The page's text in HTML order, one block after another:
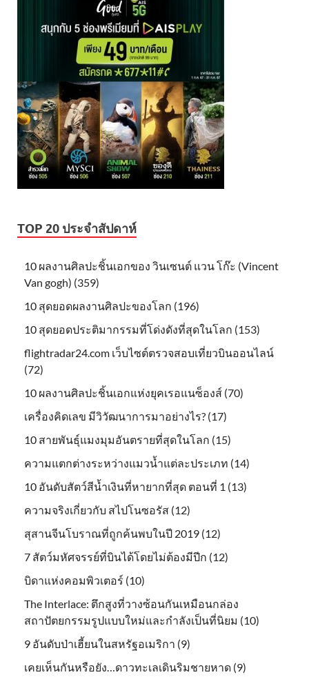
TOP 20 ประจำสัปดาห์
10 ผลงานศิลปะชิ้นเอกของ วินเซนต์ แวน โก๊ะ (Vincent
Van gogh) (359)
10 สุดยอดผลงานศิลปะของโลก (196)
10 สุดยอดประติมากรรมที่โด่งดังที่สุดในโลก (153)
flightradar24.com เว็บไซต์ตรวจสอบเที่ยวบินออนไลน์
(72)
10 ผลงานศิลปะชิ้นเอกแห่งยุคเรอแนซ็องส์ (70)
เครื่องคิดเลข มีวิวัฒนาการมาอย่างไร? (17)
10 สายพันธุ์แมงมุมอันตรายที่สุดในโลก (15)
ความแตกต่างระหว่างแมวน้ำแต่ละประเภท (14)
10 อันดับสัตว์สีน้ำเงินที่หายากที่สุด ตอนที่ 1 (13)
ความจริงเกี่ยวกับ สไปโนซอรัส (12)
สุสานจีนโบราณที่ถูกค้นพบในปี 2019 (12)
7 สัตว์มหัศจรรย์ที่บินได้โดยไม่ต้องมีปีก (12)
บิดาแห่งคอมพิวเตอร์ (10)
The Interlace: ตึกสูงที่วางซ้อนกันเหมือนกล่อง
สถาปัตยกรรมรูปแบบใหม่และกำลังเป็นที่นิยม (10)
9 อันดับป่าเฮี้ยนในสหรัฐอเมริกา (9)
เคยเห็นกันหรือยัง…ดาวทะเลเดินริมชายหาด (9)